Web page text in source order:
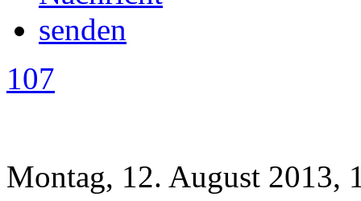
107
Montag, 12. August 2013,